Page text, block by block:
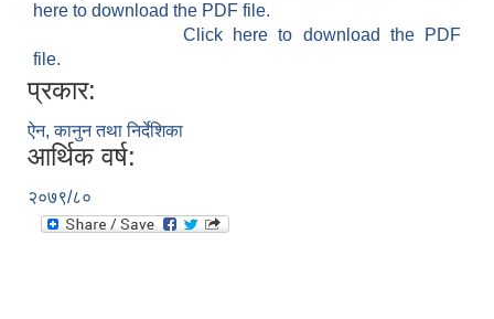
here to download the PDF file.
Click here to download the PDF
file.
प्रकार:
ऐन, कानुन तथा निर्देशिका
आर्थिक वर्ष:
२०७९/८०